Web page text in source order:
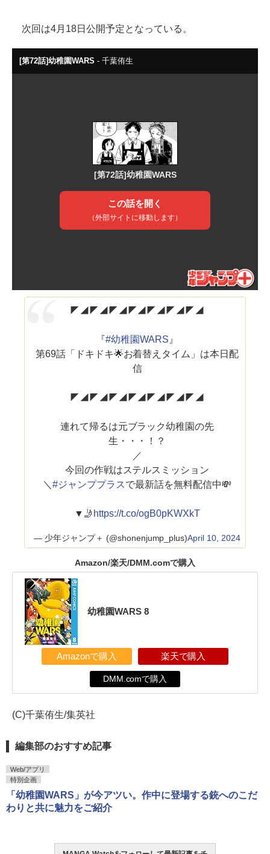
次回は4月18日公開予定となっている。
◤◢◤◢◤◢◤◢◤◢◤◢◤◢
『#幼稚園WARS 』
第69話「ドキドキ🌟お着替えタイム」は本日配
信
◤◢◤◢◤◢◤◢◤◢◤◢◤◢
連れて帰るは元ブラック幼稚園の先
生・・・！？
／
今回の作戦はステルスミッション
＼#ジャンププラスで最新話を無料配信中💸
▼🤳 https://t.co/ogB0pKWXkT
— 少年ジャンプ＋ (@shonenjump_plus)April 10, 2024
Amazon/楽天/DMM.comで購入
幼稚園WARS 8
Amazonで購入 楽天で購入
DMM.comで購入
(C)千葉侑生/集英社
編集部のおすすめ記事
Web/アプリ
特別企画
「幼稚園WARS」が今アツい。作中に登場する銃へのこだ
わりと共に魅力をご紹介